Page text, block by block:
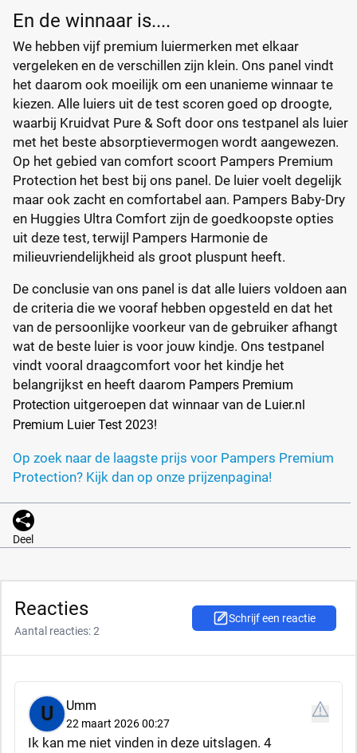
En de winnaar is....
We hebben vijf premium luiermerken met elkaar
vergeleken en de verschillen zijn klein. Ons panel vindt
het daarom ook moeilijk om een unanieme winnaar te
kiezen. Alle luiers uit de test scoren goed op droogte,
waarbij Kruidvat Pure & Soft door ons testpanel als luier
met het beste absorptievermogen wordt aangewezen.
Op het gebied van comfort scoort Pampers Premium
Protection het best bij ons panel. De luier voelt degelijk
maar ook zacht en comfortabel aan. Pampers Baby-Dry
en Huggies Ultra Comfort zijn de goedkoopste opties
uit deze test, terwijl Pampers Harmonie de
milieuvriendelijkheid als groot pluspunt heeft.
De conclusie van ons panel is dat alle luiers voldoen aan
de criteria die we vooraf hebben opgesteld en dat het
van de persoonlijke voorkeur van de gebruiker afhangt
wat de beste luier is voor jouw kindje. Ons testpanel
vindt vooral draagcomfort voor het kindje het
belangrijkst en heeft daarom Pampers Premium
Protection uitgeroepen dat winnaar van de Luier.nl
Premium Luier Test 2023!
Op zoek naar de laagste prijs voor Pampers Premium
Protection? Kijk dan op onze prijzenpagina!
Deel
Reacties
Aantal reacties: 2
Schrijf een reactie
U Umm
22 maart 2026 00:27
Ik kan me niet vinden in deze uitslagen. 4